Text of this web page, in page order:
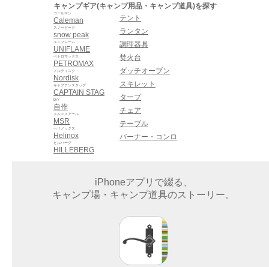
キャンプギア(キャンプ用品・キャンプ道具)を探す
Caleman
コールマン
snow peak
スノーピーク
UNIFLAME
ユニフレーム
PETROMAX
ペトロマックス
Nordisk
ノルディスク
CAPTAIN STAG
キャプテンスタッグ
自作
DIY
MSR
エムエスアール
Helinox
ヘリノックス
HILLEBERG
ヒルバーグ
テント
ランタン
調理器具
焚火台
ダッチオーブン
スキレット
タープ
チェア
テーブル
バーナー・コンロ
iPhoneアプリで綴る、
キャンプ場・キャンプ道具のストーリー。